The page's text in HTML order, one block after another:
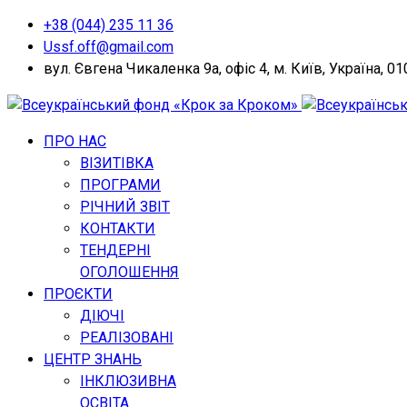
+38 (044) 235 11 36
Ussf.off@gmail.com
вул. Євгена Чикаленка 9а, офіс 4, м. Київ, Україна,
ПРО НАС
ВІЗИТІВКА
ПРОГРАМИ
РІЧНИЙ ЗВІТ
КОНТАКТИ
ТЕНДЕРНІ
ОГОЛОШЕННЯ
ПРОЄКТИ
ДІЮЧІ
РЕАЛІЗОВАНІ
ЦЕНТР ЗНАНЬ
ІНКЛЮЗИВНА
ОСВІТА